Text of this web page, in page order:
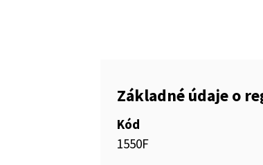
Základné údaje o
Kód
1550F